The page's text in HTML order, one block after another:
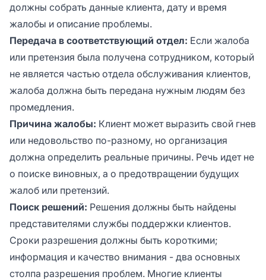
должны собрать данные клиента, дату и время
жалобы и описание проблемы.
Передача в соответствующий отдел: Если жалоба
или претензия была получена сотрудником, который
не является частью отдела обслуживания клиентов,
жалоба должна быть передана нужным людям без
промедления.
Причина жалобы: Клиент может выразить свой гнев
или недовольство по-разному, но организация
должна определить реальные причины. Речь идет не
о поиске виновных, а о предотвращении будущих
жалоб или претензий.
Поиск решений: Решения должны быть найдены
представителями службы поддержки клиентов.
Сроки разрешения должны быть короткими;
информация и качество внимания - два основных
столпа разрешения проблем. Многие клиенты